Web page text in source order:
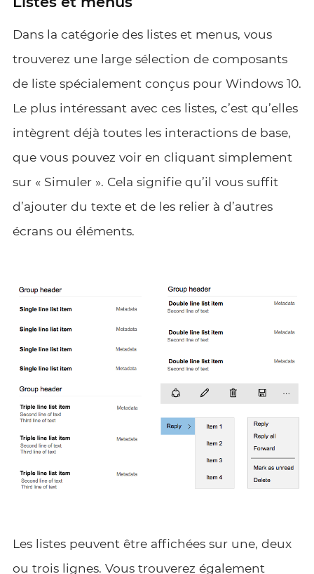
Dans la catégorie des listes et menus, vous
trouverez une large sélection de composants
de liste spécialement conçus pour Windows 10.
Le plus intéressant avec ces listes, c’est qu’elles
intègrent déjà toutes les interactions de base,
que vous pouvez voir en cliquant simplement
sur « Simuler ». Cela signifie qu’il vous suffit
d’ajouter du texte et de les relier à d’autres
écrans ou éléments.
Les listes peuvent être affichées sur une, deux
ou trois lignes. Vous trouverez également